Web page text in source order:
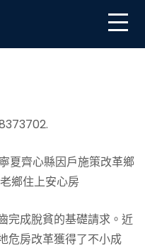
施策改革鄉村危房 少
夏齊心縣因戶施策改革鄉
鄉住上安心房
完成脫貧的基礎請求。近
危房改革獲得了不小成